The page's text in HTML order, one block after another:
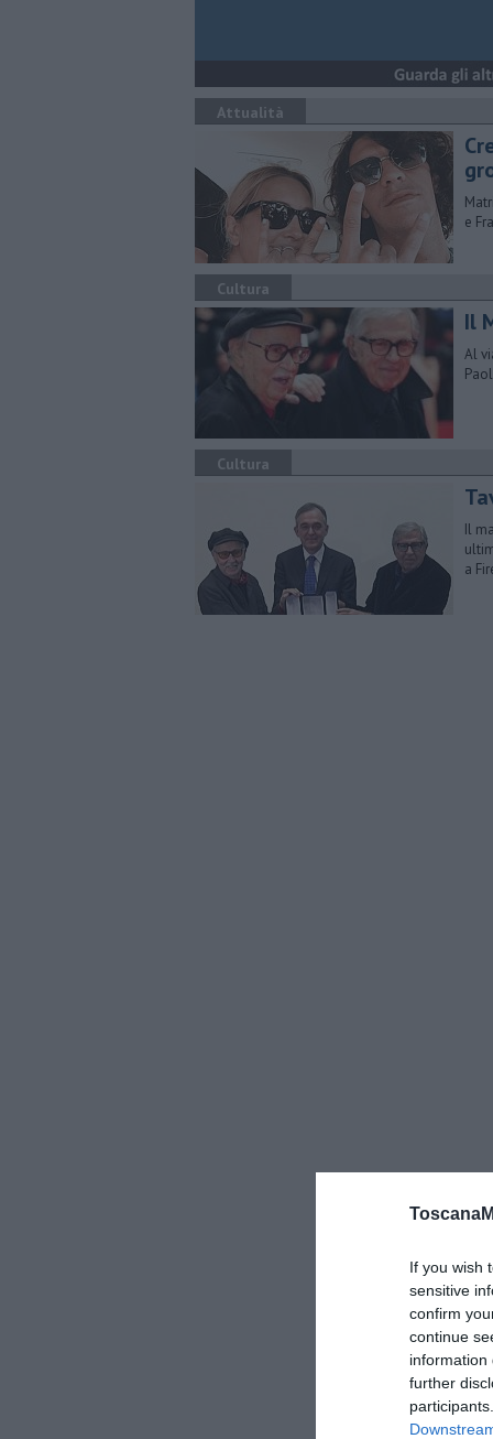
If you wish
sensitive
confirm
continue
information
further
Attualità
e
Cultura
Il
Al
Cultura
Il
a